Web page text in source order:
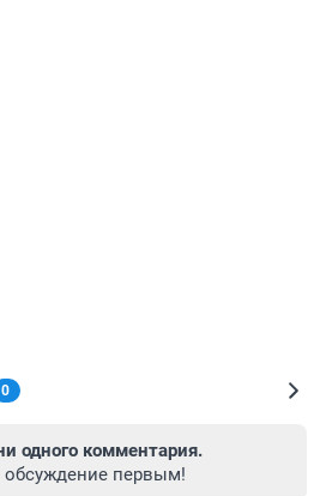
0
одного комментария.
обсуждение первым!